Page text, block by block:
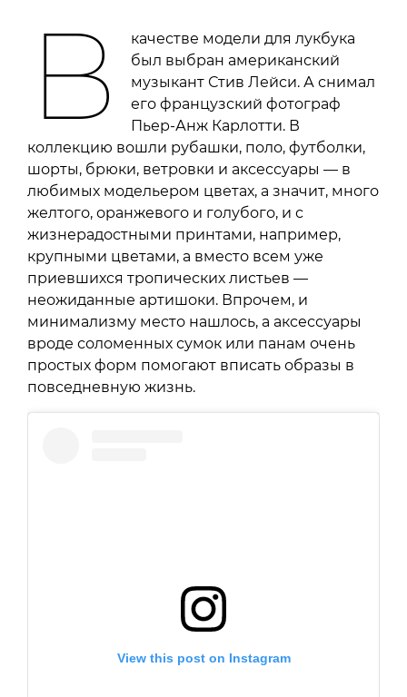
В
качестве модели для лукбука
был выбран американский
музыкант Стив Лейси. А снимал
его французский фотограф
Пьер-Анж Карлотти. В
коллекцию вошли рубашки, поло, футболки,
шорты, брюки, ветровки и аксессуары — в
любимых модельером цветах, а значит, много
желтого, оранжевого и голубого, и с
жизнерадостными принтами, например,
крупными цветами, а вместо всем уже
приевшихся тропических листьев —
неожиданные артишоки. Впрочем, и
минимализму место нашлось, а аксессуары
вроде соломенных сумок или панам очень
простых форм помогают вписать образы в
повседневную жизнь.
View this post on Instagram